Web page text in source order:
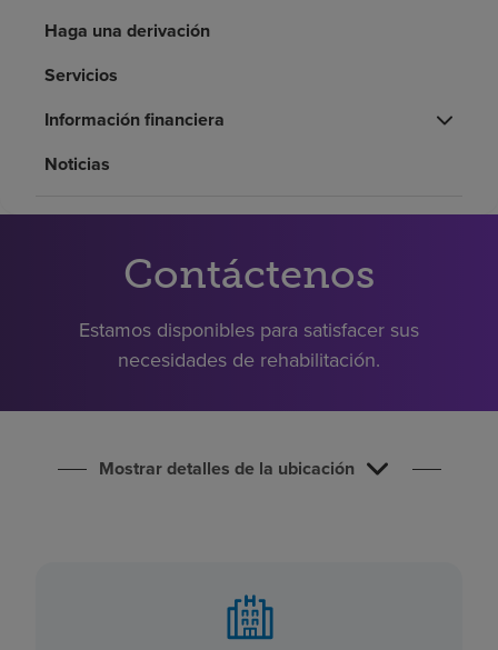
Recursos de salud
Pagar mi factura
Haga una derivación
Servicios
Información financiera
Noticias
Contáctenos
Estamos disponibles para satisfacer sus
necesidades de rehabilitación.
Mostrar detalles de la ubicación